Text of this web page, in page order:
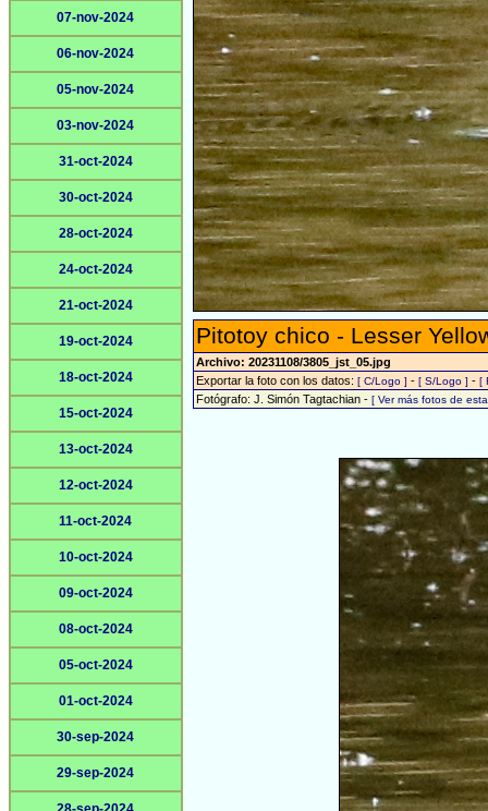
07-nov-2024
06-nov-2024
05-nov-2024
03-nov-2024
31-oct-2024
30-oct-2024
28-oct-2024
24-oct-2024
21-oct-2024
19-oct-2024
18-oct-2024
15-oct-2024
13-oct-2024
12-oct-2024
11-oct-2024
10-oct-2024
09-oct-2024
08-oct-2024
05-oct-2024
01-oct-2024
30-sep-2024
29-sep-2024
Pitotoy chico - Lesser
Archivo: 20231108/3805_jst_05.jpg
Exportar la foto con los datos: [ C/Logo ] - [ S/Logo ] - [
Fotógrafo: J. Simón Tagtachian - [ Ver más fotos de